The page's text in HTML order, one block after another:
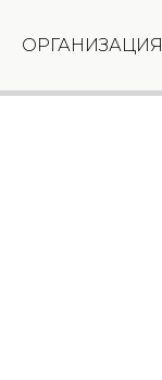
ОРГАНИЗАЦИЯ